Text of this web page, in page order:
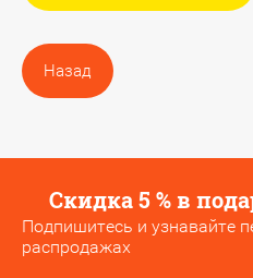
Назад
Скидка 5 % в
Подпишитесь и узнавайте
распродажах